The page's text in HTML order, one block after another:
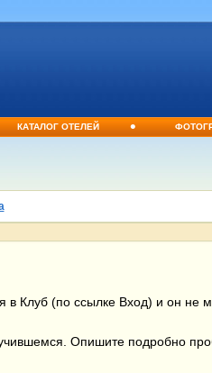
КАТАЛОГ ОТЕЛЕЙ •
Клуб (по ссылке Вход) и он не
Опишите подробно